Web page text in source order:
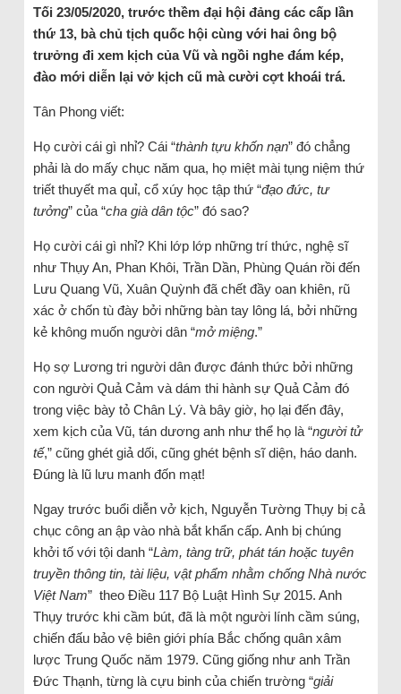
Tối 23/05/2020, trước thềm đại hội đảng các cấp lần
thứ 13, bà chủ tịch quốc hội cùng với hai ông bộ
trưởng đi xem kịch của Vũ và ngồi nghe đám kép,
đào mới diễn lại vở kịch cũ mà cười cợt khoái trá.
Tân Phong viết:
Họ cười cái gì nhỉ? Cái “thành tựu khốn nạn” đó chẳng
phải là do mấy chục năm qua, họ miệt mài tụng niệm thứ
triết thuyết ma quỉ, cổ xúy học tập thứ “đạo đức, tư
tưởng” của “cha già dân tộc” đó sao?
Họ cười cái gì nhỉ? Khi lớp lớp những trí thức, nghệ sĩ
như Thụy An, Phan Khôi, Trần Dần, Phùng Quán rồi đến
Lưu Quang Vũ, Xuân Quỳnh đã chết đầy oan khiên, rũ
xác ở chốn tù đày bởi những bàn tay lông lá, bởi những
kẻ không muốn người dân “mở miệng.”
Họ sợ Lương tri người dân được đánh thức bởi những
con người Quả Cảm và dám thi hành sự Quả Cảm đó
trong việc bày tỏ Chân Lý. Và bây giờ, họ lại đến đây,
xem kịch của Vũ, tán dương anh như thể họ là “người tử
tế,” cũng ghét giả dối, cũng ghét bệnh sĩ diện, háo danh.
Đúng là lũ lưu manh đốn mạt!
Ngay trước buổi diễn vở kịch, Nguyễn Tường Thụy bị cả
chục công an ập vào nhà bắt khẩn cấp. Anh bị chúng
khởi tố với tội danh “Làm, tàng trữ, phát tán hoặc tuyên
truyền thông tin, tài liệu, vật phẩm nhằm chống Nhà nước
Việt Nam” theo Điều 117 Bộ Luật Hình Sự 2015. Anh
Thụy trước khi cầm bút, đã là một người lính cầm súng,
chiến đấu bảo vệ biên giới phía Bắc chống quân xâm
lược Trung Quốc năm 1979. Cũng giống như anh Trần
Đức Thạnh, từng là cựu binh của chiến trường “giải